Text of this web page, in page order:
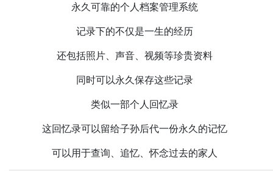
永久可靠的个人档案管理系统
记录下的不仅是一生的经历
还包括照片、声音、视频等珍贵资料
同时可以永久保存这些记录
类似一部个人回忆录
这回忆录可以留给子孙后代一份永久的记忆
可以用于查询、追忆、怀念过去的家人